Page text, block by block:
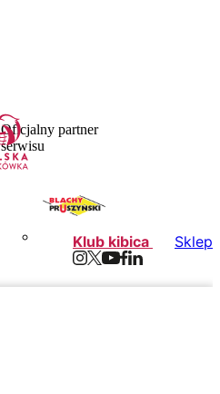
Oficjalny partner
serwisu
Klub kibica Sklep